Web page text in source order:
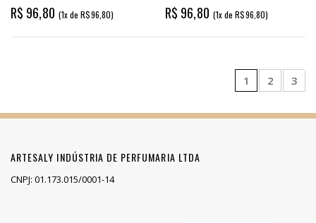
R$ 96,80 (1x de R$96,80) R$ 96,80 (1x de R$96,80)
1 2 3
ARTESALY INDÚSTRIA DE PERFUMARIA LTDA
CNPJ: 01.173.015/0001-14